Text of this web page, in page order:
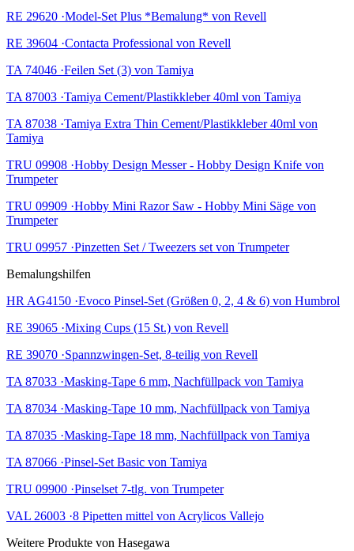
RE 29620 ·Model-Set Plus *Bemalung* von Revell
RE 39604 ·Contacta Professional von Revell
TA 74046 ·Feilen Set (3) von Tamiya
TA 87003 ·Tamiya Cement/Plastikkleber 40ml von Tamiya
TA 87038 ·Tamiya Extra Thin Cement/Plastikkleber 40ml von
Tamiya
TRU 09908 ·Hobby Design Messer - Hobby Design Knife von
Trumpeter
TRU 09909 ·Hobby Mini Razor Saw - Hobby Mini Säge von
Trumpeter
TRU 09957 ·Pinzetten Set / Tweezers set von Trumpeter
Bemalungshilfen
HR AG4150 ·Evoco Pinsel-Set (Größen 0, 2, 4 & 6) von Humbrol
RE 39065 ·Mixing Cups (15 St.) von Revell
RE 39070 ·Spannzwingen-Set, 8-teilig von Revell
TA 87033 ·Masking-Tape 6 mm, Nachfüllpack von Tamiya
TA 87034 ·Masking-Tape 10 mm, Nachfüllpack von Tamiya
TA 87035 ·Masking-Tape 18 mm, Nachfüllpack von Tamiya
TA 87066 ·Pinsel-Set Basic von Tamiya
TRU 09900 ·Pinselset 7-tlg. von Trumpeter
VAL 26003 ·8 Pipetten mittel von Acrylicos Vallejo
Weitere Produkte von Hasegawa